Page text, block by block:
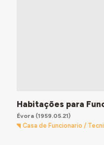
Habitações para
Évora(1959.05.21)
Casa de Funcionario /